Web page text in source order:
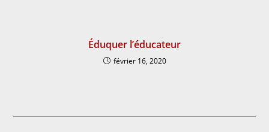
Éduquer l’éducateur
février 16, 2020